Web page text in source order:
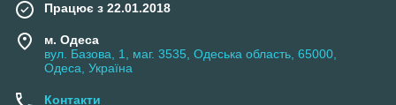
Працює з 22.01.2018
м. Одеса
вул. Базова, 1, маг. 3535, Одеська область, 65000,
Одеса, Україна
Контакти